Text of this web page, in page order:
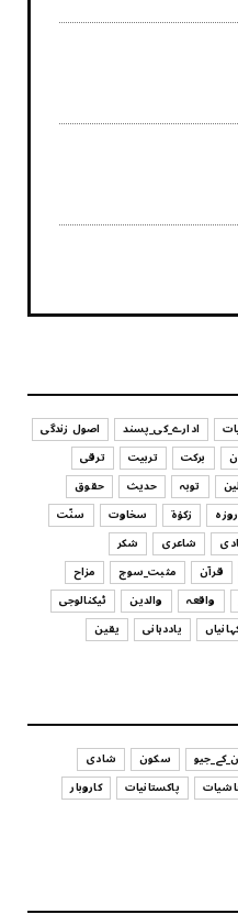
منظم کر رہے ہیں
ادارے_کی_پسند
اصول زندگی
برکت تربیت
ترقی
توبہ حدیث
حقوق
روزہ زکوٰۃ سخاوت
سنّت
شاعری
شکر
قرآن مثبت_سوچ
مزاح
واقعہ والدین
ٹیکنالوجی
یاددہانی یقین
سکون
شادی
پاکستانیات
کاروبار